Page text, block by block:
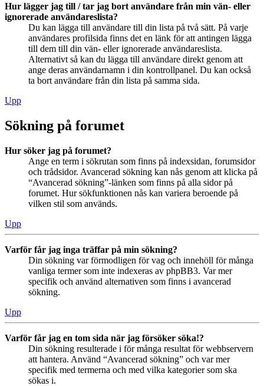
Hur lägger jag till / tar jag bort användare från min vän- eller
ignorerade användareslista?
Du kan lägga till användare till din lista på två sätt. På varje
användares profilsida finns det en länk för att antingen lägga
till dem till din vän- eller ignorerade användareslista.
Alternativt så kan du lägga till användare direkt genom att
ange deras användarnamn i din kontrollpanel. Du kan också
ta bort användare från din lista på samma sida.
Upp
Sökning på forumet
Hur söker jag på forumet?
Ange en term i sökrutan som finns på indexsidan, forumsidor
och trådsidor. Avancerad sökning kan nås genom att klicka på
“Avancerad sökning”-länken som finns på alla sidor på
forumet. Hur sökfunktionen nås kan variera beroende på
vilken stil som används.
Upp
Varför får jag inga träffar på min sökning?
Din sökning var förmodligen för vag och innehöll för många
vanliga termer som inte indexeras av phpBB3. Var mer
specifik och använd alternativen som finns i avancerad
sökning.
Upp
Varför får jag en tom sida när jag försöker söka!?
Din sökning resulterade i för många resultat för webbservern
att hantera. Använd “Avancerad sökning” och var mer
specifik med termerna och med vilka kategorier som ska
sökas i.